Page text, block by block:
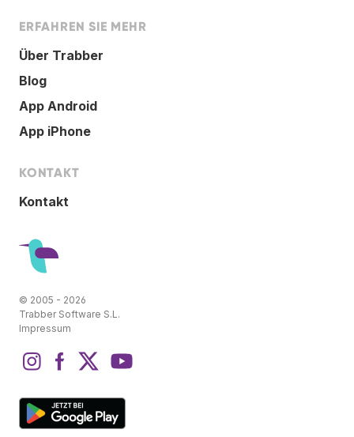
ERFAHREN SIE MEHR
Über Trabber
Blog
App Android
App iPhone
KONTAKT
Kontakt
© 2005 - 2026
Trabber Software S.L.
Impressum